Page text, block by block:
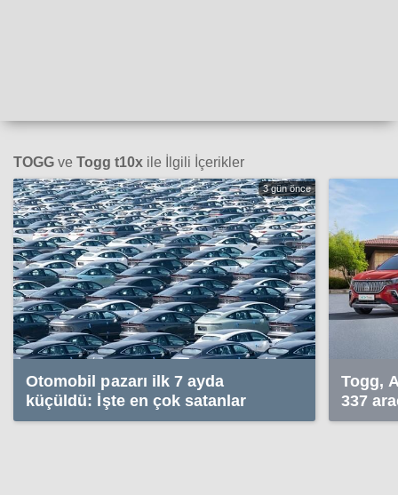
TOGG ve Togg t10x ile İlgili İçerikler
3 gün önce
Otomobil pazarı ilk 7 ayda
küçüldü: İşte en çok satanlar
Togg,
337